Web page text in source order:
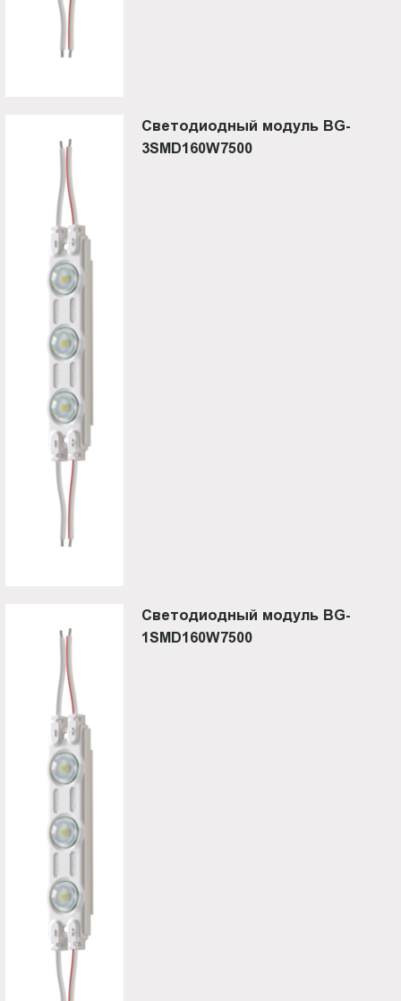
Cветодиодный модуль BG-
3SMD160W7500
Светодиодный модуль BG-
1SMD160W7500